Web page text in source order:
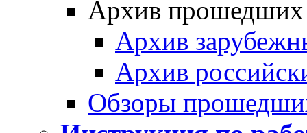
Архив прошедших
Архив
Архив
Обзоры